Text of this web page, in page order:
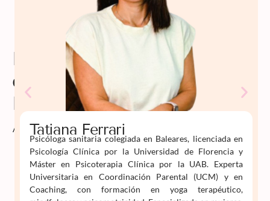
Profesorado
de
Psiko
Aprende
Tatiana Ferrari
Psicóloga sanitaria colegiada en Baleares, licenciada en
Psicología Clínica por la Universidad de Florencia y
Máster en Psicoterapia Clínica por la UAB. Experta
Universitaria en Coordinación Parental (UCM) y en
Coaching, con formación en yoga terapéutico,